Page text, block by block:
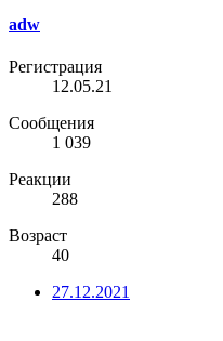
adw
Регистрация
12.05.21
Сообщения
1 039
Реакции
288
Возраст
40
27.12.2021